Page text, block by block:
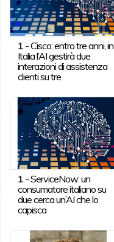
1-Cisco: entro tre anni, in
Italia l’AI gestirà due
interazioni di assistenza
clienti su tre
1-ServiceNow: un
consumatore italiano su
due cerca un’AI che lo
capisca